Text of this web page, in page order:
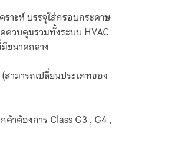
าะห์ บรรจุใส่กรอบกระดาษ
ควบคุมรวมทั้งระบบ HVAC
ขนาดกลาง
ามารถเปลี่ยนประเภทของ
าต้องการ Class G3 , G4 ,